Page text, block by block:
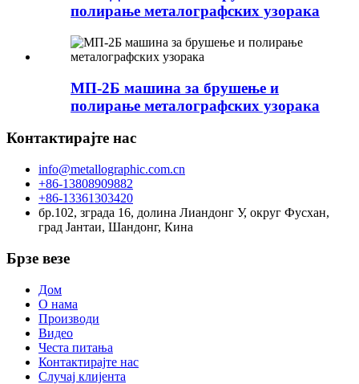
полирање металографских узорака
МП-2Б машина за брушење и
полирање металографских узорака
Контактирајте нас
info@metallographic.com.cn
+86-13808909882
+86-13361303420
бр.102, зграда 16, долина Лиандонг У, округ Фусхан,
град Јантаи, Шандонг, Кина
Брзе везе
Дом
О нама
Производи
Видео
Честа питања
Контактирајте нас
Случај клијента